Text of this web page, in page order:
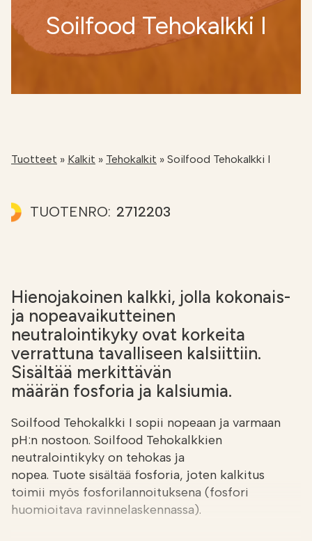
Soilfood Tehokalkki I
Tuotteet » Kalkit » Tehokalkit » Soilfood Tehokalkki I
TUOTENRO: 2712203
Hienojakoinen kalkki, jolla kokonais-
ja nopeavaikutteinen
neutralointikyky ovat korkeita
verrattuna tavalliseen kalsiittiin.
Sisältää merkittävän
määrän fosforia ja kalsiumia.
Soilfood Tehokalkki I sopii nopeaan ja varmaan
pH:n nostoon. Soilfood Tehokalkkien
neutralointikyky on tehokas ja
nopea. Tuote sisältää fosforia, joten kalkitus
toimii myös fosforilannoituksena (fosfori
huomioitava ravinnelaskennassa).